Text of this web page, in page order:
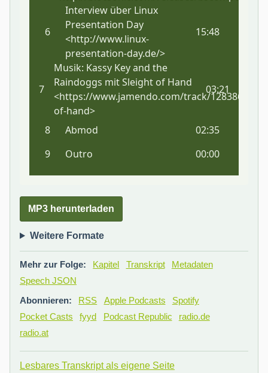
MP3 herunterladen
Weitere Formate
Mehr zur Folge: Kapitel Transkript
Metadaten
Speech JSON
Abonnieren:
RSS Apple Podcasts
Spotify
Pocket Casts
fyyd Podcast Republic
radio.de
radio.at
Lesbares Transkript als eigene Seite